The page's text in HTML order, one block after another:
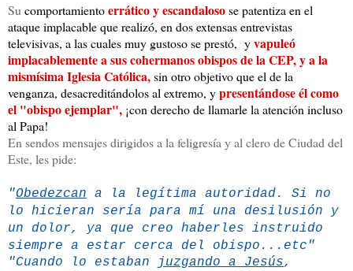
Sucomportamientoerrático y escandalosose patentiza en el
ataque implacable que realizó, en dos extensas entrevistas
televisivas, a las cuales muy gustoso se prestó, yvapuleó
implacablemente a sus cohermanos obispos de la CEP, y a la
mismísima Iglesia Católica,sin otro objetivo que el de la
venganza, desacreditándolos al extremo, ypresentándose él como
el "obispo ejemplar", ¡con derecho de llamarle la atención incluso
al Papa!
En sendos mensajes dirigidos a la feligresía y al clero de Ciudad del
Este, les pide:
"Obedezcan a la legítima autoridad. Si no
lo hicieran sería para mí una desilusión y
un dolor, ya que creo haberles instruido
siempre a estar cerca del obispo...etc"
"Cuando lo estaban
juzgando a Jesús,